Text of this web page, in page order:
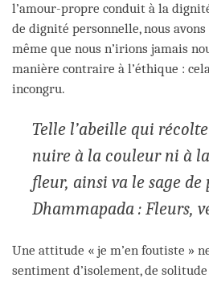
l’amour-propre conduit à la
de dignité personnelle, nous
même que nous n’irions jamais
manière contraire à l’éthique :
incongru.
Telle l’abeille qui
nuire à la couleur ni à
fleur, ainsi va le sage de
Dhammapada : Fleurs,
Une attitude « je m’en foutiste »
sentiment d’isolement, de